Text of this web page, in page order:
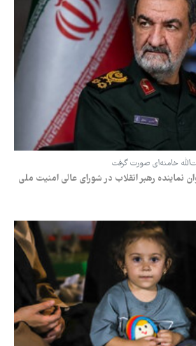
خامنه‌ای صورت گرفت
رهبر انقلاب در شورای عالی امنیت ملی